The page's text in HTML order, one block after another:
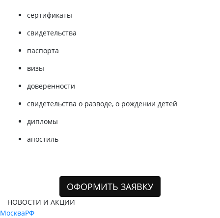
сертификаты
свидетельства
паспорта
визы
доверенности
свидетельства о разводе, о рождении детей
дипломы
апостиль
ОФОРМИТЬ ЗАЯВКУ
НОВОСТИ И АКЦИИ
МоскваРФ